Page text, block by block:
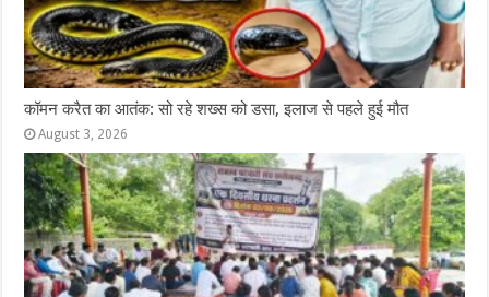
कॉमन करैत का आतंक: सो रहे शख्स को डसा, इलाज से पहले हुई मौत
August 3, 2026